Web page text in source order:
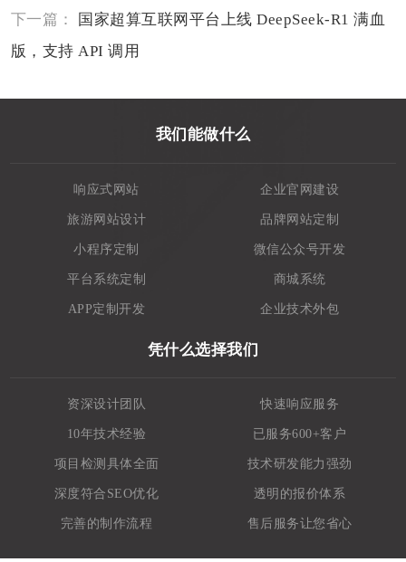
下一篇： 国家超算互联网平台上线 DeepSeek-R1 满血
版，支持 API 调用
我们能做什么
响应式网站 企业官网建设
旅游网站设计 品牌网站定制
小程序定制 微信公众号开发
平台系统定制 商城系统
APP定制开发 企业技术外包
凭什么选择我们
资深设计团队 快速响应服务
10年技术经验 已服务600+客户
项目检测具体全面 技术研发能力强劲
深度符合SEO优化 透明的报价体系
完善的制作流程 售后服务让您省心